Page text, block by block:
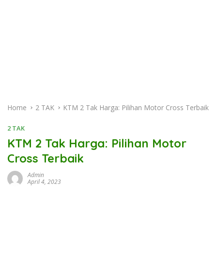
Home 2 TAK KTM 2 Tak Harga: Pilihan Motor Cross Terbaik
2 TAK
KTM 2 Tak Harga: Pilihan Motor
Cross Terbaik
Admin
April 4, 2023